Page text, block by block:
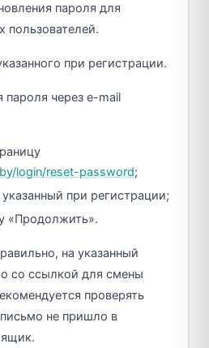
пароля для
пользователей.
при регистрации.
пароля через e-mail
login/reset-password;
при регистрации;
«Продолжить».
на указанный
со ссылкой для смены
проверять
не пришло в